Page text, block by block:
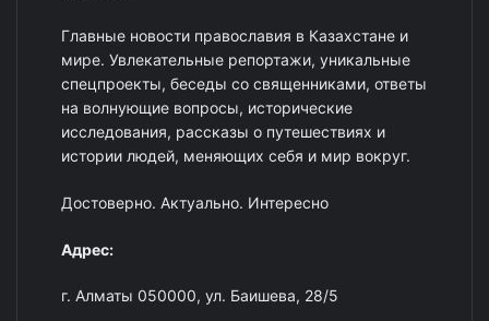
Главные новости православия в Казахстане и
мире. Увлекательные репортажи, уникальные
спецпроекты, беседы со священниками, ответы
на волнующие вопросы, исторические
исследования, рассказы о путешествиях и
истории людей, меняющих себя и мир вокруг.
Достоверно. Актуально. Интересно
Адрес:
г. Алматы 050000, ул. Баишева, 28/5